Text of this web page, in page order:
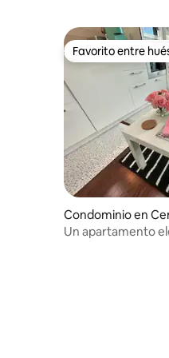
Favorito entre
Favorito entre
Condominio en
oronto
Un apartamento